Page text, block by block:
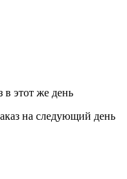
в этот же день
на следующий день